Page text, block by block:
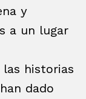
y
a un lugar
historias
dado